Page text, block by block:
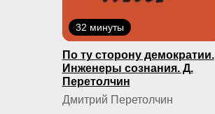
32 минуты
По ту сторону демократии.
Инженеры сознания. Д.
Перетолчин
Дмитрий Перетолчин